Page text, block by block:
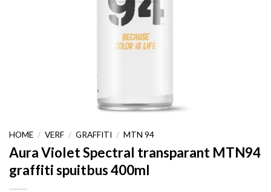
HOME / VERF / GRAFFITI / MTN 94
Aura Violet Spectral transparant MTN94
graffiti spuitbus 400ml